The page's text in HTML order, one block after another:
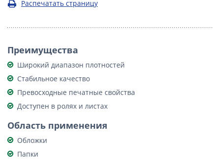
Распечатать страницу
Преимущества
Широкий диапазон плотностей
Стабильное качество
Превосходные печатные свойства
Доступен в ролях и листах
Область применения
Обложки
Папки